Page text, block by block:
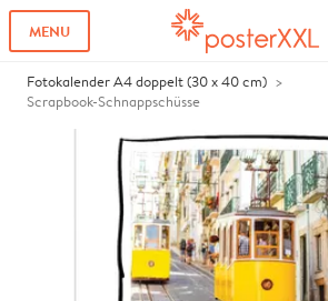
MENU
Fotokalender A4 doppelt (30 x 40 cm)
Scrapbook-Schnappschüsse